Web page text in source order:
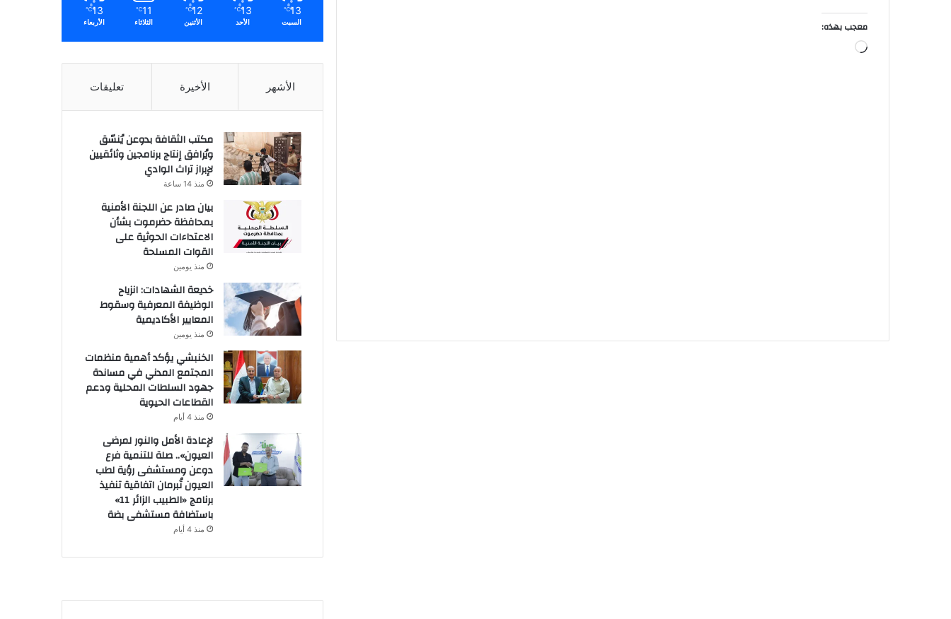
معجب بهذه:
13
℃
السبت
13
℃
الأحد
12
℃
الأثنين
11
℃
الثلاثاء
13
℃
الأربعاء
الأشهر الأخيرة تعليقات
مكتب الثقافة بدوعن يُنسّق
ويُرافق إنتاج برنامجين وثائقيين
لإبراز تراث الوادي
منذ 14 ساعة
بيان صادر عن اللجنة الأمنية
بمحافظة حضرموت بشأن
الاعتداءات الحوثية على
القوات المسلحة
منذ يومين
خديعة الشهادات: انزياح
الوظيفة المعرفية وسقوط
المعايير الأكاديمية
منذ يومين
الخنبشي يؤكد أهمية منظمات
المجتمع المدني في مساندة
جهود السلطات المحلية ودعم
القطاعات الحيوية
منذ 4 أيام
لإعادة الأمل والنور لمرضى
العيون».. صلة للتنمية فرع
دوعن ومستشفى رؤية لطب
العيون تُبرمان اتفاقية تنفيذ
برنامج «الطبيب الزائر 11»
باستضافة مستشفى بضة
منذ 4 أيام